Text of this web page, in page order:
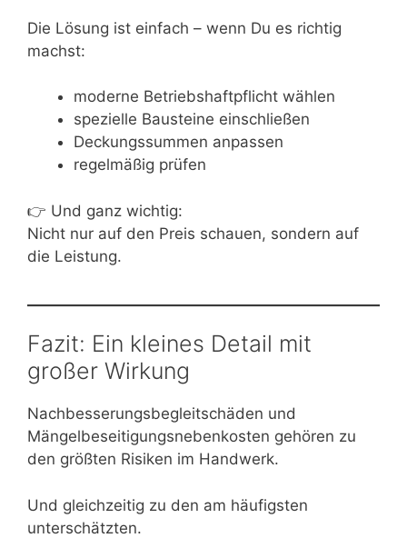
Die Lösung ist einfach – wenn Du es richtig
machst:
moderne Betriebshaftpflicht wählen
spezielle Bausteine einschließen
Deckungssummen anpassen
regelmäßig prüfen
👉 Und ganz wichtig:
Nicht nur auf den Preis schauen, sondern auf
die Leistung.
Fazit: Ein kleines Detail mit
großer Wirkung
Nachbesserungsbegleitschäden und
Mängelbeseitigungsnebenkosten gehören zu
den größten Risiken im Handwerk.
Und gleichzeitig zu den am häufigsten
unterschätzten.